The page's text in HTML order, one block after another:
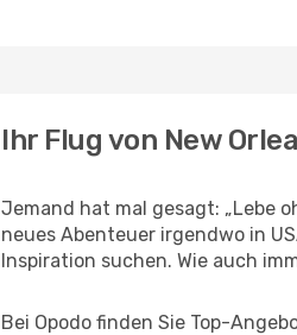
Ihr Flug von New
Jemand hat mal gesagt: „Lebe
neues Abenteuer irgendwo in
Inspiration suchen. Wie auch
Bei Opodo finden Sie Top-